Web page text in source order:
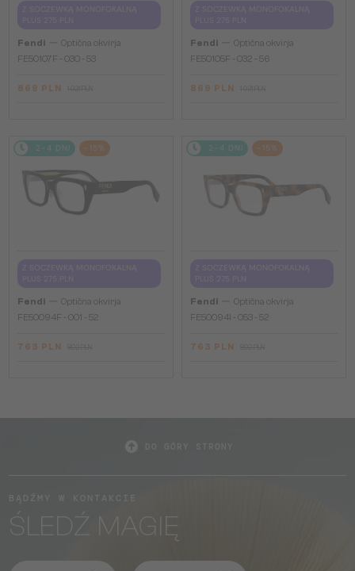
Fendi
Optična okvirja
FE50107F - 030 - 53
869 PLN
Fendi
Optična okvirja
FE50105F - 032 - 56
869 PLN
2-4 DNI -15%
Fendi
Optična okvirja
FE50094F - 001 - 52
763 PLN
2-4 DNI -15%
Fendi
Optična okvirja
FE50094I - 053 - 52
763 PLN
ŚLEDŹ MAGIĘ